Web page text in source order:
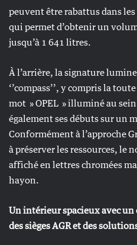
peuvent être rabattus dans
qui permet d’obtenir un
jusqu’à 1 641 litres.
À l’arrière, la signature
‘’compass’’, y compris la
mot » OPEL » illuminé au
également ses débuts sur un
Conformément à l’approche
à préserver les ressources, le
affiché en lettres chromées
hayon.
Un intérieur spacieux avec un
des sièges AGR et des